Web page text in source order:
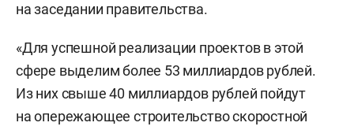
на заседании правительства.
«Для успешной реализации проектов в этой
сфере выделим более 53 миллиардов рублей.
Из них свыше 40 миллиардов рублей пойдут
на опережающее строительство скоростной